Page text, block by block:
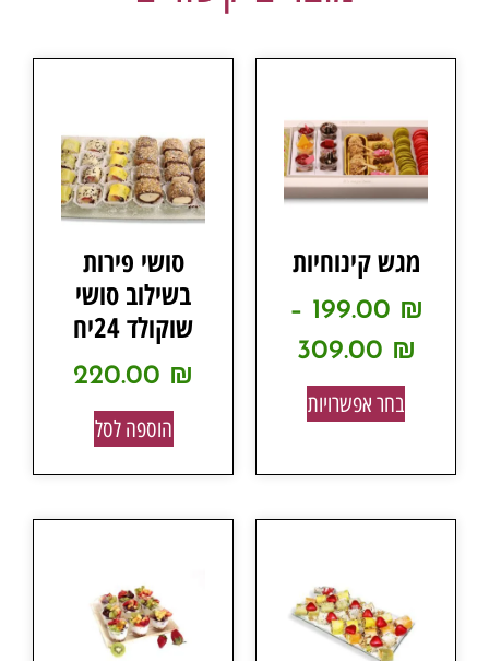
מגש קינוחיות
199.00 ₪
–
309.00 ₪
בחר אפשרויות
סושי פירות
בשילוב סושי
שוקולד 24יח
220.00 ₪
הוספה לסל